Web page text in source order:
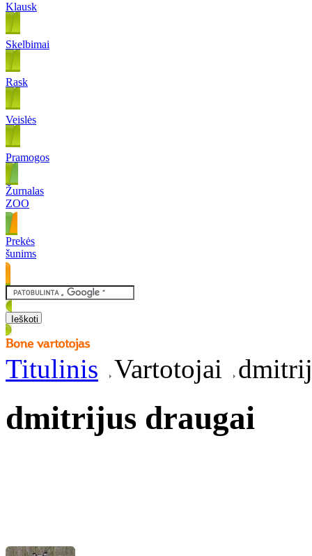
Klausk
Skelbimai
Rask
Veislės
Pramogos
Žurnalas
ZOO
Prekės
šunims
Titulinis Vartotojai
dmitrijus draugai